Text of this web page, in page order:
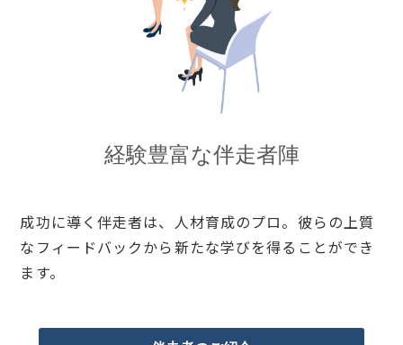
経験豊富な伴走者陣
成功に導く伴走者は、人材育成のプロ。彼らの上質
なフィードバックから新たな学びを得ることができ
ます。